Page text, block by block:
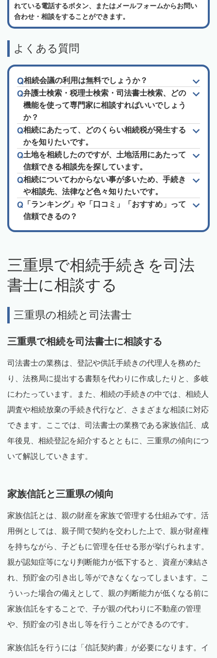
れている電話するボタン、またはメールフォームからお問い
合わせ・相談をすることができます。
よくある質問
相続会議の利用は無料でしょうか？
弁護士検索・税理士検索・司法書士検索、どの
機能を使って専門家に相談すればいいでしょう
か？
相続にあたって、どのくらい相続税が発生する
かを知りたいです。
土地を相続したのですが、土地活用にあたって
信頼できる相談先を探しています。
相続についてわからない事が多いため、手続き
や相談先、法律など色々知りたいです。
「ランキング」や「口コミ」「おすすめ」って
信頼できるの？
三重県で相続手続きを司法
書士に相談する
三重県の相続と司法書士
三重県で相続を司法書士に相談する
司法書士の業務は、登記や供託手続きの代理人を務めた
り、法務局に提出する書類を代わりに作成したりと、多岐
にわたっています。また、相続の手続きの中では、相続人
調査や相続放棄の手続き代行など、さまざまな相談に対応
できます。ここでは、司法書士の業務である家族信託、成
年後見、相続登記を紹介するとともに、三重県の傾向につ
いて解説していきます。
家族信託と三重県の傾向
家族信託とは、親の財産を家族で管理する仕組みです。活
用例としては、親子間で契約を交わした上で、親が財産権
を持ちながら、子どもに管理を任せる形が挙げられます。
親が認知症等になり判断能力が低下すると、資産が凍結さ
れ、預貯金の引き出し等ができなくなってしまいます。こ
ういった場合の備えとして、親の判断能力が低くなる前に
家族信託をすることで、子が親の代わりに不動産の管理
や、預貯金の引き出し等を行うことができるのです。
家族信託を行うには「信託契約書」が必要になります。イ